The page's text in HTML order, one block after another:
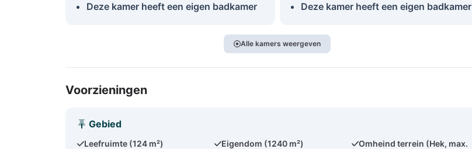
Deze kamer heeft een eigen badkamer
Deze kamer heeft een eigen badkamer
Alle kamers weergeven
Voorzieningen
Gebied
Leefruimte (124 m²) Eigendom (1240 m²)
Omheind terrein (Hek, max.